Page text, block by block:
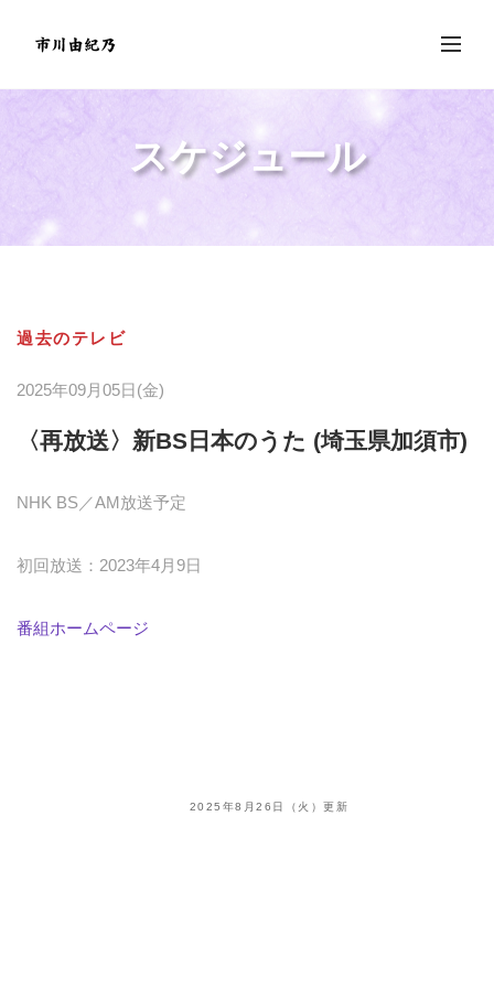
スケジュール
過去のテレビ
2025年09月05日(金)
〈再放送〉新BS日本のうた (埼玉県加須市)
NHK BS／AM放送予定
初回放送：2023年4月9日
番組ホームページ
2025年8月26日（火）更新